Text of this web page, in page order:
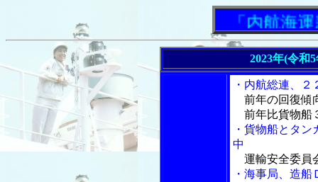
「内航海運新
2023年(令和
・内航総連、
前年の回復傾
前年比貨物船
・貨物船とタ
中
運輸安全委員
・海事局、造